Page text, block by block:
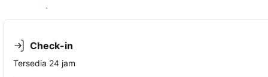
Lihat ketersediaan
Check-in
Tersedia 24 jam